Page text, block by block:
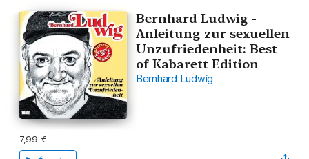
Bernhard Ludwig -
Anleitung zur sexuellen
Unzufriedenheit: Best
of Kabarett Edition
Bernhard Ludwig
7,99 €